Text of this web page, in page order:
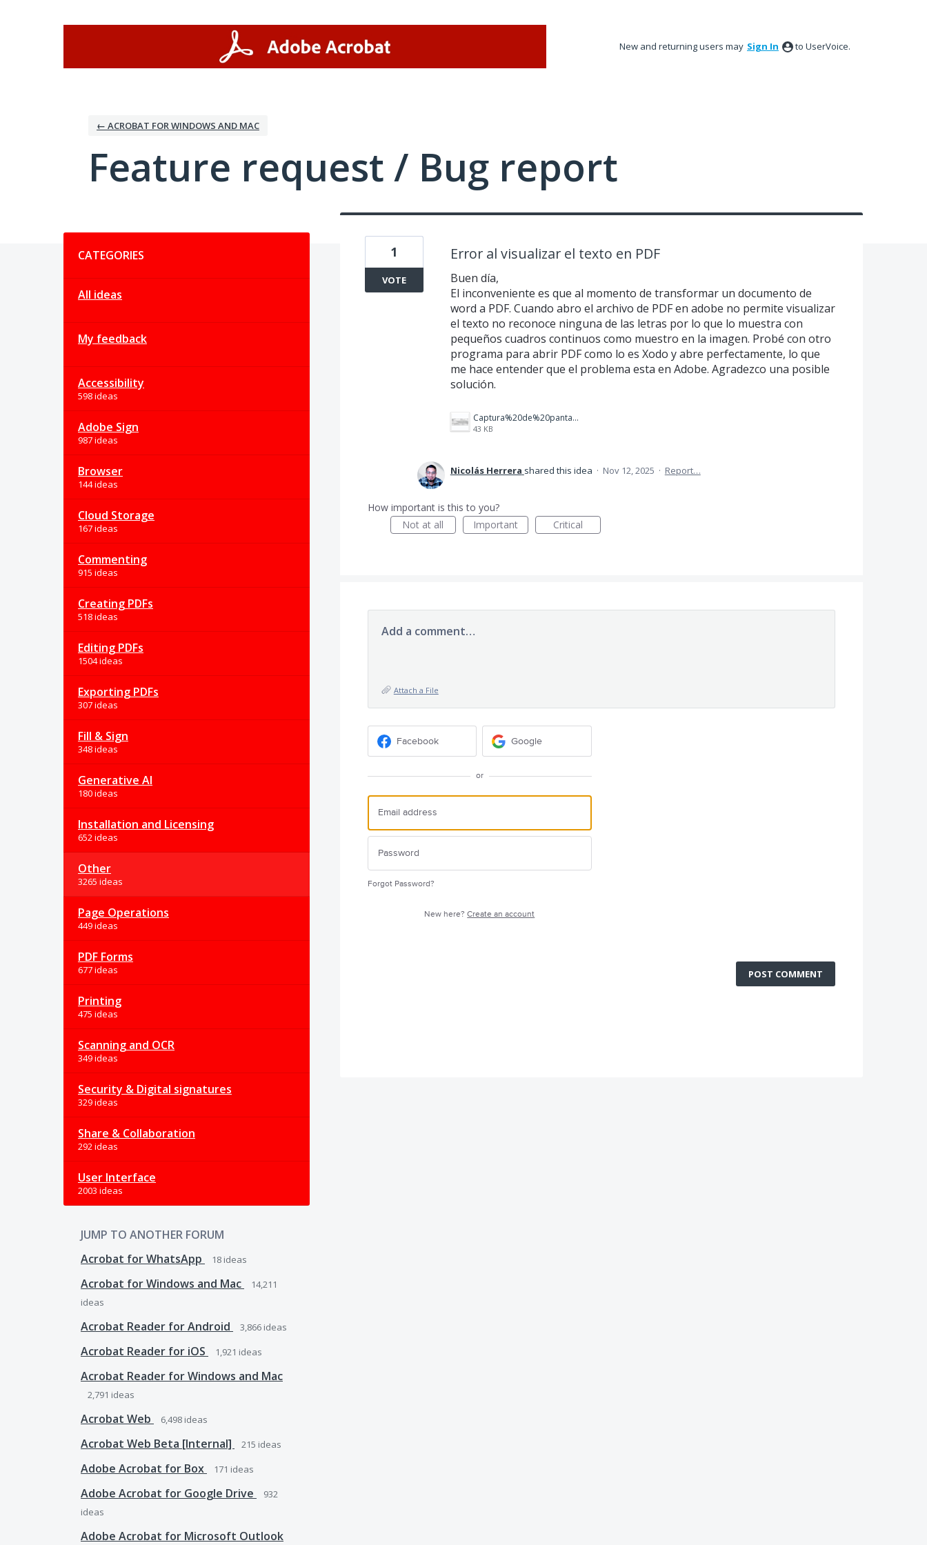
New and returning users may Sign In to UserVoice.
← ACROBAT FOR WINDOWS AND MAC
Feature request / Bug report
CATEGORIES
All ideas
My feedback
Accessibility
598 ideas
Adobe Sign
987 ideas
Browser
144 ideas
Cloud Storage
167 ideas
Commenting
915 ideas
Creating PDFs
518 ideas
Editing PDFs
1504 ideas
Exporting PDFs
307 ideas
Fill & Sign
348 ideas
Generative AI
180 ideas
Installation and Licensing
652 ideas
Other
3265 ideas
Page Operations
449 ideas
PDF Forms
677 ideas
Printing
475 ideas
Scanning and OCR
349 ideas
Security & Digital signatures
329 ideas
Share & Collaboration
292 ideas
User Interface
2003 ideas
JUMP TO ANOTHER FORUM
Acrobat for WhatsApp
18 ideas
Acrobat for Windows and Mac
14,211
ideas
Acrobat Reader for Android 3,866 ideas
Acrobat Reader for iOS 1,921 ideas
Acrobat Reader for Windows and Mac
2,791 ideas
Acrobat Web 6,498 ideas
Acrobat Web Beta [Internal] 215 ideas
Adobe Acrobat for Box 171 ideas
Adobe Acrobat for Google Drive
932
ideas
Adobe Acrobat for Microsoft Outlook
Error al visualizar el texto en PDF
Buen día,
El inconveniente es que al momento de transformar un documento de
word a PDF. Cuando abro el archivo de PDF en adobe no permite visualizar
el texto no reconoce ninguna de las letras por lo que lo muestra con
pequeños cuadros continuos como muestro en la imagen. Probé con otro
programa para abrir PDF como lo es Xodo y abre perfectamente, lo que
me hace entender que el problema esta en Adobe. Agradezco una posible
solución.
Captura%20de%20pantalla%202025-11-12%20151132.png
43 KB
1
VOTE
Nicolás Herrera shared this idea · Nov 12, 2025 · Report…
How important is this to you?
Not at all
Important Critical
Add a comment…
Attach a File
Facebook Google
or
Forgot Password?
New here?Create an account
POST COMMENT